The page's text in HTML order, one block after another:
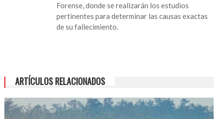
Forense, donde se realizarán los estudios
pertinentes para determinar las causas exactas
de su fallecimiento.
ARTÍCULOS RELACIONADOS